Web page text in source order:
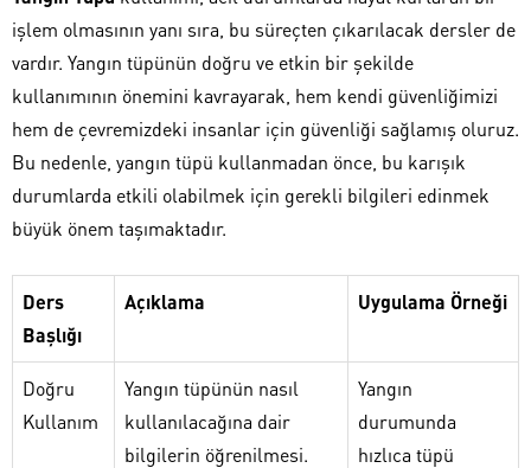
işlem olmasının yanı sıra, bu süreçten çıkarılacak dersler de
vardır. Yangın tüpünün doğru ve etkin bir şekilde
kullanımının önemini kavrayarak, hem kendi güvenliğimizi
hem de çevremizdeki insanlar için güvenliği sağlamış oluruz.
Bu nedenle, yangın tüpü kullanmadan önce, bu karışık
durumlarda etkili olabilmek için gerekli bilgileri edinmek
büyük önem taşımaktadır.
Ders
Başlığı
Açıklama Uygulama Örneği
Doğru
Kullanım
Yangın tüpünün nasıl
kullanılacağına dair
bilgilerin öğrenilmesi.
Yangın
durumunda
hızlıca tüpü